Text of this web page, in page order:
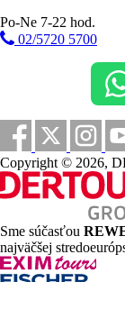
Po-Ne 7-22 hod.
02/5720 5700
Copyright © 2026,
Sme súčasťou
najväčšej